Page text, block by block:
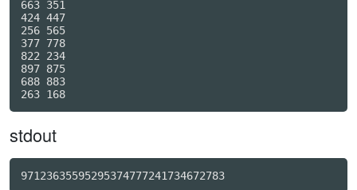
663 351
424 447
256 565
377 778
822 234
897 875
688 883
stdout
97123635595295374777241734672783